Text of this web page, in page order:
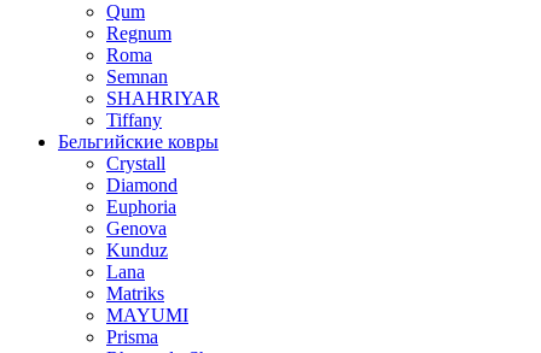
Qum
Regnum
Roma
Semnan
SHAHRIYAR
Tiffany
Бельгийские ковры
Crystall
Diamond
Euphoria
Genova
Kunduz
Lana
Matriks
MAYUMI
Prisma